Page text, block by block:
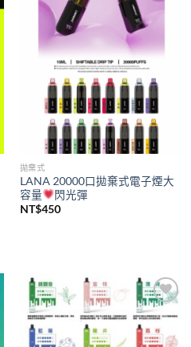
wishlist
拋棄式
LANA 20000口拋棄式電子煙大
容量
閃光彈
NT$450
Add to